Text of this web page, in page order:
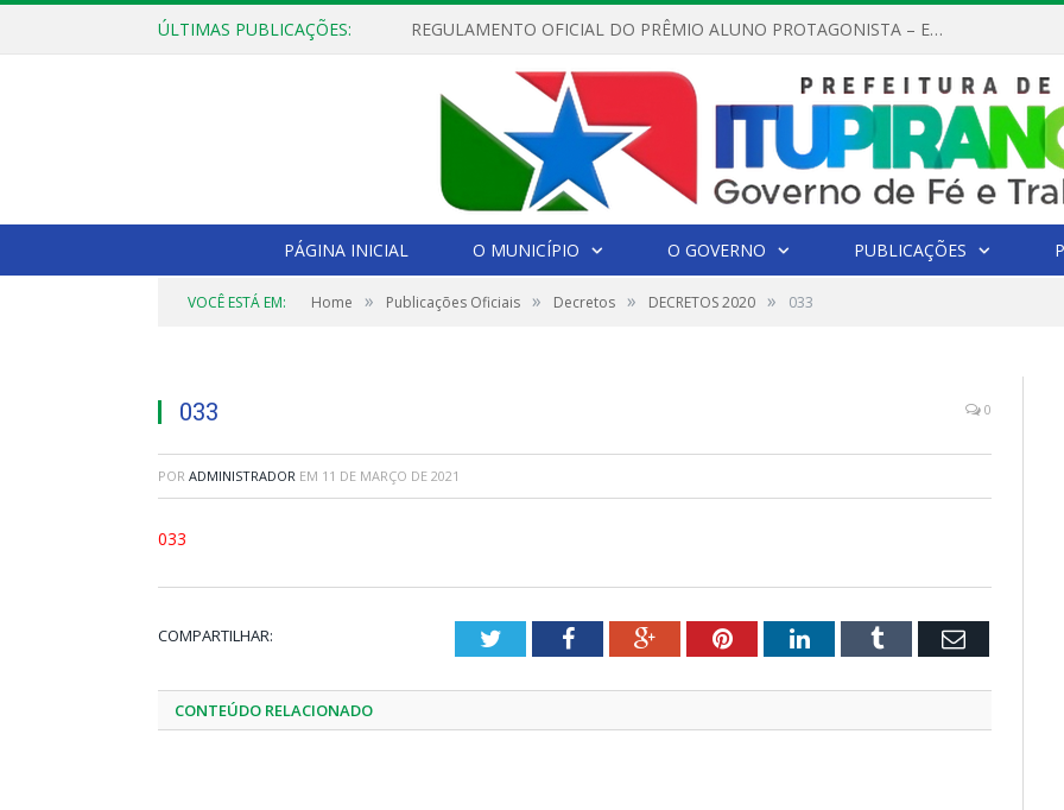
ÚLTIMAS PUBLICAÇÕES: REGULAMENTO OFICIAL DO PRÊMIO ALUNO PROTAGONISTA – EDIÇÃO 2026
PÁGINA INICIAL O MUNICÍPIO O GOVERNO PUBLICAÇÕES
VOCÊ ESTÁ EM: Home » Publicações Oficiais » Decretos » DECRETOS 2020 » 033
033 0
POR ADMINISTRADOR EM 11 DE MARÇO DE 2021
033
COMPARTILHAR: TwitterFacebookGoogle+PinterestLinkedInTumblr Email
CONTEÚDO RELACIONADO